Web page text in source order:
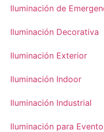
Iluminación de
Iluminación Decorativa
Iluminación Exterior
Iluminación Indoor
Iluminación Industrial
Iluminación para